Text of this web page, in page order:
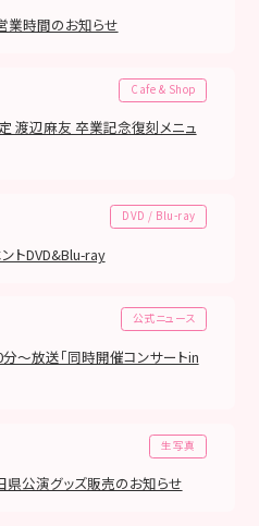
業時間のお知らせ
Cafe & Shop
渡辺麻友 卒業記念復刻メニュ
DVD / Blu-ray
トDVD&Blu-ray
公式ニュース
～放送「同時開催コンサートin
生写真
公演グッズ販売のお知らせ